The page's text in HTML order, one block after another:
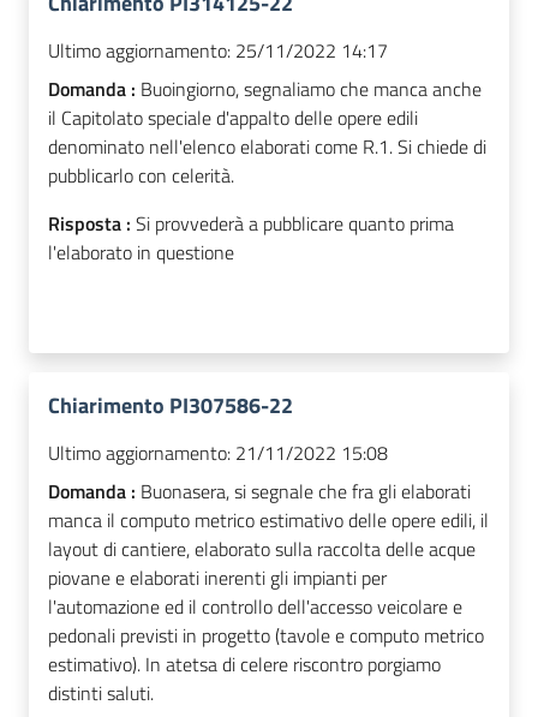
Ultimo aggiornamento: 25/11/2022 14:17
Domanda : Buoingiorno, segnaliamo che manca anche
il Capitolato speciale d'appalto delle opere edili
denominato nell'elenco elaborati come R.1. Si chiede di
pubblicarlo con celerità.
Risposta : Si provvederà a pubblicare quanto prima
l'elaborato in questione
Chiarimento PI307586-22
Ultimo aggiornamento: 21/11/2022 15:08
Domanda : Buonasera, si segnale che fra gli elaborati
manca il computo metrico estimativo delle opere edili, il
layout di cantiere, elaborato sulla raccolta delle acque
piovane e elaborati inerenti gli impianti per
l'automazione ed il controllo dell'accesso veicolare e
pedonali previsti in progetto (tavole e computo metrico
estimativo). In atetsa di celere riscontro porgiamo
distinti saluti.